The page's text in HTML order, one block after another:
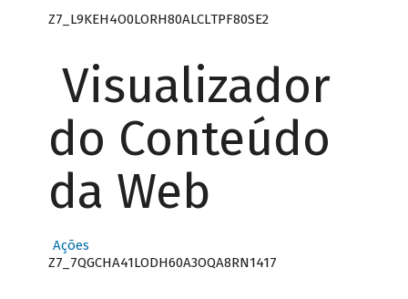
Z7_L9KEH4O0LORH80ALCLTPF80SE2
Visualizador
do Conteúdo
da Web
Ações
Z7_7QGCHA41LODH60A3OQA8RN1417